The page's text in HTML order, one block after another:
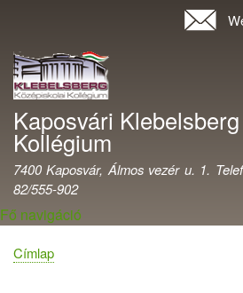
Ugrás
a
fiók
menüje
Kaposvári
Kollégium
7400 Kaposvár, Álmos vezér u. 1.
82/555-902
Fő navigáció
Morzsa
Címlap